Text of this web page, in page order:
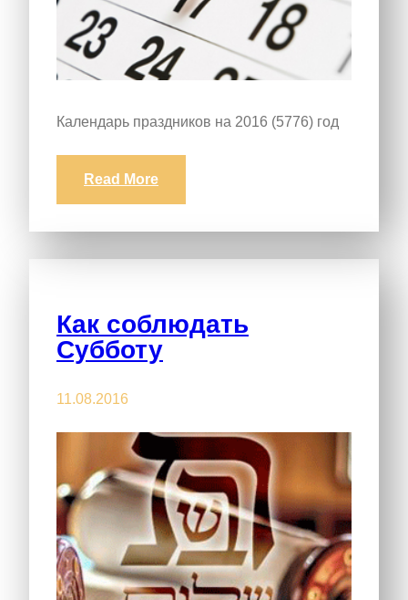
Календарь праздников на 2016 (5776) год
Read More
Как соблюдать
Субботу
11.08.2016